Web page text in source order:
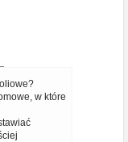
w które